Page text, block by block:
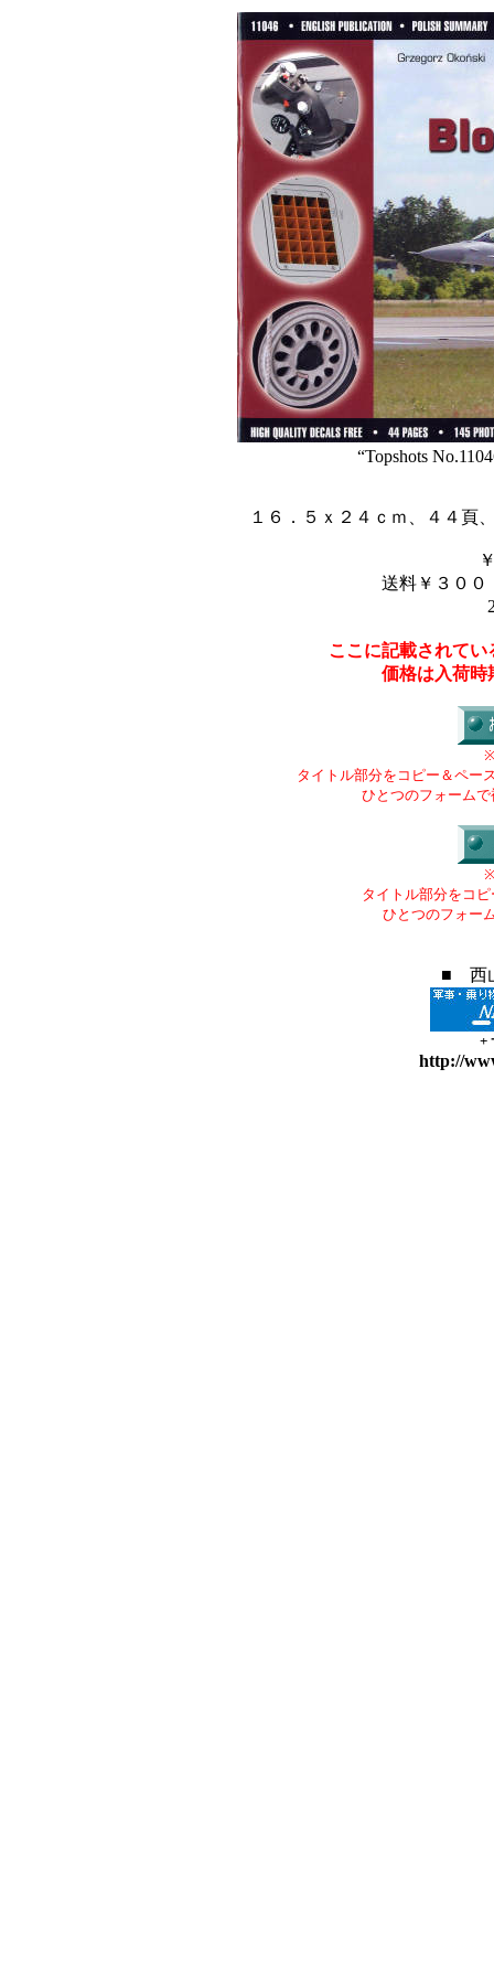
“Topshots
１６．５ｘ２４ｃｍ、４４頁
送料￥３００
ここに記載されて
価格は入荷時
タイトル部分をコピー＆ペー
ひとつのフォーム
タイトル部分をコ
ひとつのフォー
■ 西
+
http://